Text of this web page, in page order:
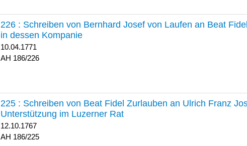
226 : Schreiben von Bernhard Josef von Laufen an Beat
in dessen Kompanie
10.04.1771
186/226
225 : Schreiben von Beat Fidel Zurlauben an Ulrich Franz
Unterstützung im Luzerner Rat
12.10.1767
186/225